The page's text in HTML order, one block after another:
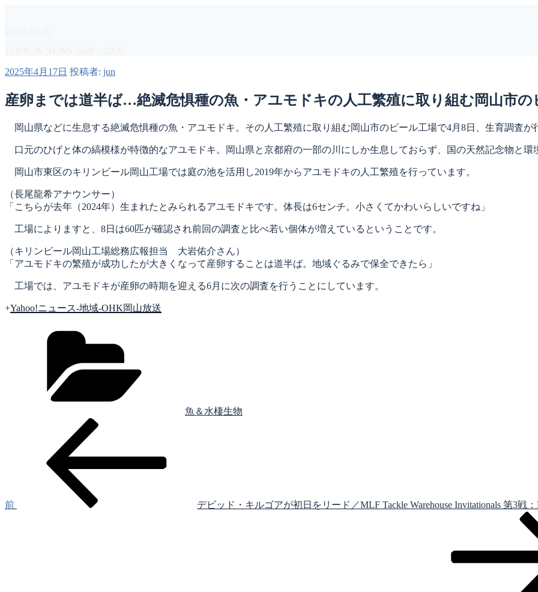
へ
キ
投
日:
2025年4月17日 投稿者: jun
産卵までは道半ば…絶滅危惧種の魚・アユモドキの人工繁殖に取り組む岡山市の
岡山県などに生息する絶滅危惧種の魚・アユモドキ。その人工繁殖に取り組む岡山市のビール工場で4月8日、生育調査が
口元のひげと体の縞模様が特徴的なアユモドキ。岡山県と京都府の一部の川にしか生息しておらず、国の天然記念物と環
岡山市東区のキリンビール岡山工場では庭の池を活用し2019年からアユモドキの人工繁殖を行っています。
（長尾龍希アナウンサー）
「こちらが去年（2024年）生まれたとみられるアユモドキです。体長は6センチ。小さくてかわいらしいですね」
工場によりますと、8日は60匹が確認され前回の調査と比べ若い個体が増えているということです。
（キリンビール岡山工場総務広報担当 大岩佑介さん）
「アユモドキの繁殖が成功したが大きくなって産卵することは道半ば。地域ぐるみで保全できたら」
工場では、アユモドキが産卵の時期を迎える6月に次の調査を行うことにしています。
+Yahoo!ニュース-地域-OHK岡山放送
魚＆水棲生物
ゲ
前
デビッド・キルゴアが初日をリード／MLF Tackle Warehouse Invitationals 第3戦